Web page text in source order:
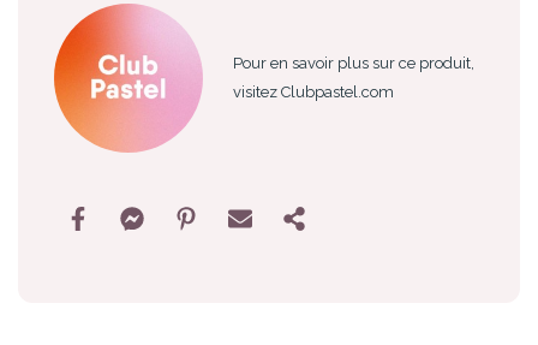
Pour en savoir plus sur ce produit,
visitez Clubpastel.com